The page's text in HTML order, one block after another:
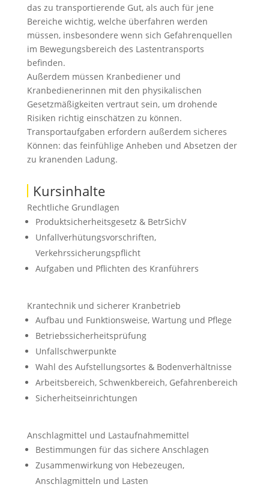
das zu transportierende Gut, als auch für jene
Bereiche wichtig, welche überfahren werden
müssen, insbesondere wenn sich Gefahrenquellen
im Bewegungsbereich des Lastentransports
befinden.
Außerdem müssen Kranbediener und
Kranbedienerinnen mit den physikalischen
Gesetzmäßigkeiten vertraut sein, um drohende
Risiken richtig einschätzen zu können.
Transportaufgaben erfordern außerdem sicheres
Können: das feinfühlige Anheben und Absetzen der
zu kranenden Ladung.
Kursinhalte
Rechtliche Grundlagen
Produktsicherheitsgesetz & BetrSichV
Unfallverhütungsvorschriften,
Verkehrssicherungspflicht
Aufgaben und Pflichten des Kranführers
Krantechnik und sicherer Kranbetrieb
Aufbau und Funktionsweise, Wartung und Pflege
Betriebssicherheitsprüfung
Unfallschwerpunkte
Wahl des Aufstellungsortes & Bodenverhältnisse
Arbeitsbereich, Schwenkbereich, Gefahrenbereich
Sicherheitseinrichtungen
Anschlagmittel und Lastaufnahmemittel
Bestimmungen für das sichere Anschlagen
Zusammenwirkung von Hebezeugen,
Anschlagmitteln und Lasten